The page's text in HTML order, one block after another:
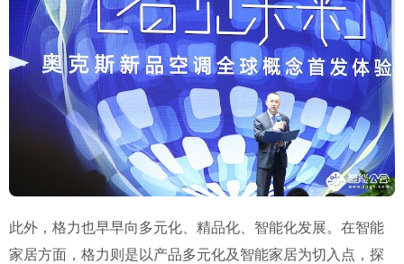
此外，格力也早早向多元化、精品化、智能化发展。在智能
家居方面，格力则是以产品多元化及智能家居为切入点，探